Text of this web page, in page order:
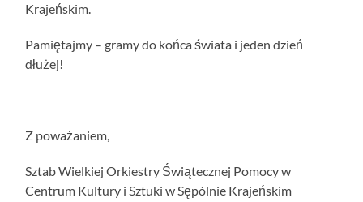
Krajeńskim.
Pamiętajmy – gramy do końca świata i jeden dzień
dłużej!
Z poważaniem,
Sztab Wielkiej Orkiestry Świątecznej Pomocy w
Centrum Kultury i Sztuki w Sępólnie Krajeńskim